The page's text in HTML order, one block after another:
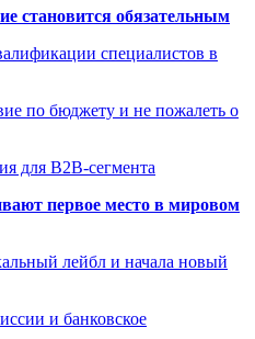
становится обязательным
специалистов в
по бюджету и не пожалеть о
для B2B-сегмента
первое место в мировом
лейбл и начала новый
и банковское